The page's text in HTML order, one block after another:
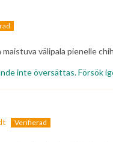
maistuva välipala pienelle
inte översättas. Försök